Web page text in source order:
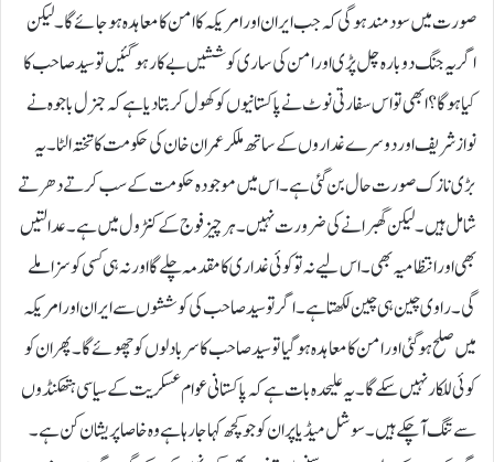
صورت میں سود مند ہو گی کہ جب ایران اور امریکہ کا امن کا معاہدہ ہو جائے گا۔ لیکن
اگر یہ جنگ دوبارہ چل پڑی اور امن کی ساری کوششیں بے کار ہو گئیں تو سید صاحب کا
کیا ہو گا؟ابھی تو اس سفارتی نوٹ نے پاکستانیوں کو کھول کر بتا دیا ہے کہ جنرل باجوہ نے
نواز شریف اور دوسرے غداروں کے ساتھ ملکر عمران خان کی حکومت کا تختہ الٹا۔یہ
بڑی نازک صورت حال بن گئی ہے ۔ اس میں موجودہ حکومت کے سب کرتے دھرتے
شامل ہیں۔ لیکن گھبرانے کی ضرورت نہیں۔ ہر چیز فوج کے کنٹرول میں ہے۔ عدالتیں
بھی اور انتظامیہ بھی۔اس لیے نہ تو کوئی غداری کا مقدمہ چلے گا اور نہ ہی کسی کوسزا ملے
گی۔ راوی چین ہی چین لکھتا ہے۔اگر تو سید صاحب کی کوششوں سے ایران اور امریکہ
میں صلح ہو گئی اور امن کا معاہدہ ہو گیا تو سید صاحب کا سر بادلوں کو چھوئے گا۔ پھر ان کو
کوئی للکار نہیں سکے گا۔ یہ علیحدہ بات ہے کہ پاکستانی عوام عسکریت کے سیاسی ہتھکنڈوں
سے تنگ آ چکے ہیں ۔ سوشل میڈیا پر ان کو جو کچھ کہا جارہا ہے وہ خاصا پریشان کن ہے۔